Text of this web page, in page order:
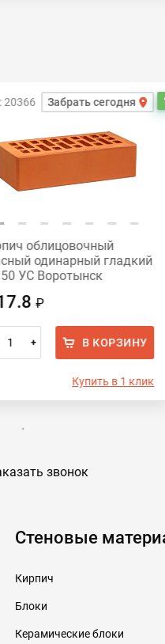
20366 Забрать сегодня
облицовочный
одинарный гладкий
УС Воротынск
₽
+ В КОРЗИНУ
Купить в 1 клик
звонок
Стеновые
Кирпич
Блоки
Керамические блоки